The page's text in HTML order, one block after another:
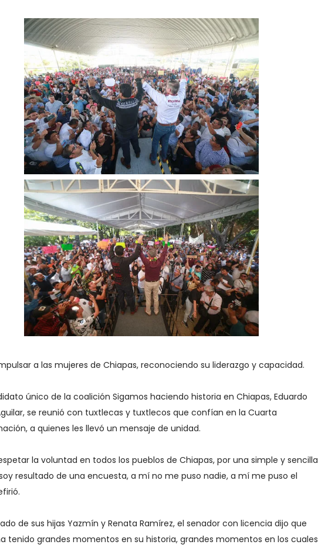
a las mujeres de Chiapas, reconociendo su liderazgo y capacidad.
único de la coalición Sigamos haciendo historia en Chiapas, Eduardo
se reunió con tuxtlecas y tuxtlecos que confían en la Cuarta
a quienes les llevó un mensaje de unidad.
la voluntad en todos los pueblos de Chiapas, por una simple y sencilla
resultado de una encuesta, a mí no me puso nadie, a mí me puso el
de sus hijas Yazmín y Renata Ramírez, el senador con licencia dijo que
tenido grandes momentos en su historia, grandes momentos en los cuales